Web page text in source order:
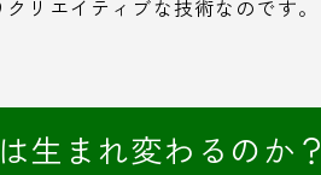
リエイティブな技術なのです。
生まれ変わるのか？